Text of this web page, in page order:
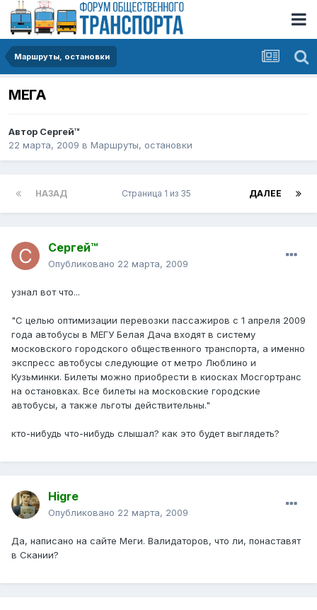
Маршруты, остановки
МЕГА
Автор Сергей™
22 марта, 2009 в Маршруты, остановки
НАЗАД ДАЛЕЕ
Страница 1 из 35
Сергей™
Опубликовано 22 марта, 2009
узнал вот что...
"С целью оптимизации перевозки пассажиров с 1 апреля 2009
года автобусы в МЕГУ Белая Дача входят в систему
московского городского общественного транспорта, а именно
экспресс автобусы следующие от метро Люблино и
Кузьминки. Билеты можно приобрести в киосках Мосгортранс
на остановках. Все билеты на московские городские
автобусы, а также льготы действительны."
кто-нибудь что-нибудь слышал? как это будет выглядеть?
Higre
Опубликовано 22 марта, 2009
Да, написано на сайте Меги. Валидаторов, что ли, понаставят
в Скании?